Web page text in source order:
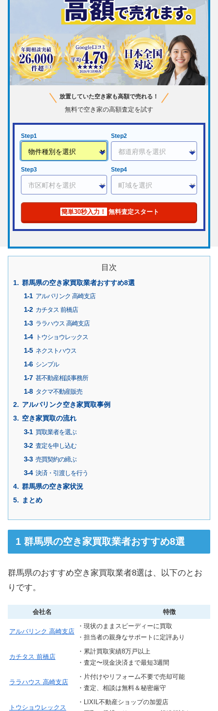
放置していた空き家も高額で売れる！
無料で空き家の高額査定を試す
Step1 Step2
Step3 Step4
簡単30秒入力！ 無料査定スタート
目次
群馬県の空き家買取業者おすすめ8選
アルバリンク 高崎支店
カチタス 前橋店
ララハウス 高崎支店
トウショウレックス
ネクストハウス
シンプル
甚不動産相談事務所
タクマ不動産販売
アルバリンク空き家買取事例
空き家買取の流れ
買取業者を選ぶ
査定を申し込む
売買契約の締ぶ
決済・引渡しを行う
群馬県の空き家状況
まとめ
群馬県の空き家買取業者おすすめ8選
群馬県のおすすめ空き家買取業者8選は、以下のとお
りです。
会社名 特徴
アルバリンク 高崎支店
・現状のままスピーディーに買取
・担当者の親身なサポートに定評あり
カチタス 前橋店
・累計買取実績8万戸以上
・査定〜現金決済まで最短3週間
ララハウス 高崎支店
・片付けやリフォーム不要で売却可能
・査定、相談は無料＆秘密厳守
トウショウレックス
・LIXIL不動産ショップの加盟店